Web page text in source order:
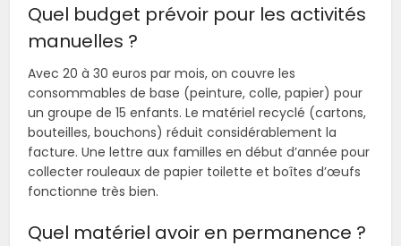
Quel budget prévoir pour les activités
manuelles ?
Avec 20 à 30 euros par mois, on couvre les
consommables de base (peinture, colle, papier) pour
un groupe de 15 enfants. Le matériel recyclé (cartons,
bouteilles, bouchons) réduit considérablement la
facture. Une lettre aux familles en début d’année pour
collecter rouleaux de papier toilette et boîtes d’œufs
fonctionne très bien.
Quel matériel avoir en permanence ?